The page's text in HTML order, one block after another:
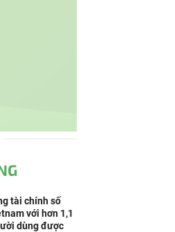
tài chính số
với hơn 1,1
dùng được